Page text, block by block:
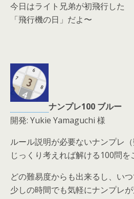
今日はライト兄弟が初飛行した
「飛行機の日」だよ〜
ナンプレ100 ブルー
開発: Yukie Yamaguchi 様
ルール説明が必要ないナンプレ（
じっくり考えれば解ける100問を
どの難易度からも出来るし、い
少しの時間でも気軽にナンプレが